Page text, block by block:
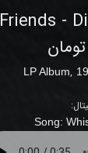
Friends -
LP Album
Song: